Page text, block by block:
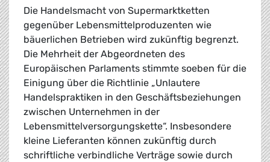
Die Handelsmacht von Supermarktketten
gegenüber Lebensmittelproduzenten wie
bäuerlichen Betrieben wird zukünftig begrenzt.
Die Mehrheit der Abgeordneten des
Europäischen Parlaments stimmte soeben für die
Einigung über die Richtlinie „Unlautere
Handelspraktiken in den Geschäftsbeziehungen
zwischen Unternehmen in der
Lebensmittelversorgungskette“. Insbesondere
kleine Lieferanten können zukünftig durch
schriftliche verbindliche Verträge sowie durch